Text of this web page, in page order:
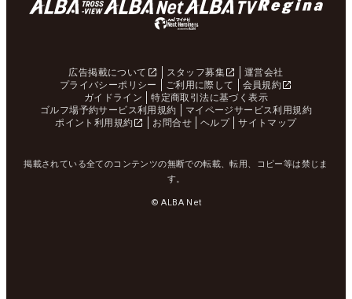
広告掲載について スタッフ募集
運営会社
プライバシーポリシー
ご利用に際して
会員規約
ガイドライン
特定商取引法に基づく表示
ゴルフ場予約サービス利用規約
マイページサービス利用規約
ポイント利用規約
お問合せ ヘルプ サイトマップ
掲載されている全てのコンテンツの無断での転載、転用、コピー等は禁じま
す。
© ALBA Net